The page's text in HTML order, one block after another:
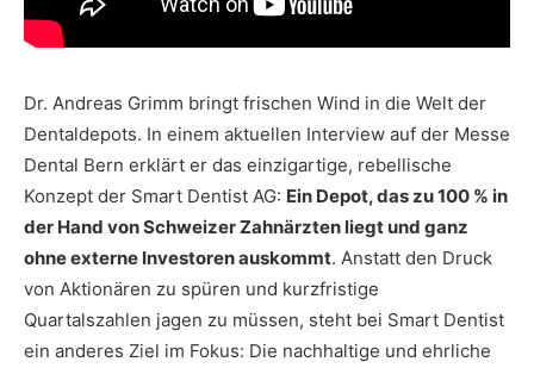
Dr. Andreas Grimm bringt frischen Wind in die Welt der
Dentaldepots. In einem aktuellen Interview auf der Messe
Dental Bern erklärt er das einzigartige, rebellische
Konzept der Smart Dentist AG: Ein Depot, das zu 100 % in
der Hand von Schweizer Zahnärzten liegt und ganz
ohne externe Investoren auskommt. Anstatt den Druck
von Aktionären zu spüren und kurzfristige
Quartalszahlen jagen zu müssen, steht bei Smart Dentist
ein anderes Ziel im Fokus: Die nachhaltige und ehrliche